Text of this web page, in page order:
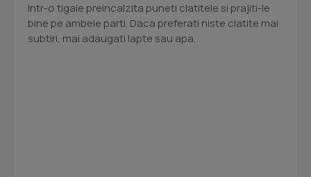
Intr-o tigaie preincalzita puneti clatitele si prajiti-le
bine pe ambele parti. Daca preferati niste clatite mai
subtiri, mai adaugati lapte sau apa.